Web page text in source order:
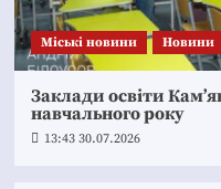
Mіські новини Новини
Заклади освіти
навчального року
13:43 30.07.2026